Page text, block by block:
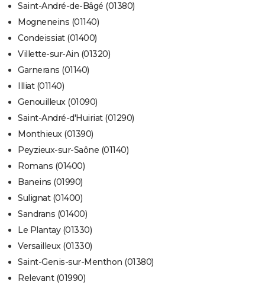
Saint-André-de-Bâgé (01380)
Mogneneins (01140)
Condeissiat (01400)
Villette-sur-Ain (01320)
Garnerans (01140)
Illiat (01140)
Genouilleux (01090)
Saint-André-d'Huiriat (01290)
Monthieux (01390)
Peyzieux-sur-Saône (01140)
Romans (01400)
Baneins (01990)
Sulignat (01400)
Sandrans (01400)
Le Plantay (01330)
Versailleux (01330)
Saint-Genis-sur-Menthon (01380)
Relevant (01990)